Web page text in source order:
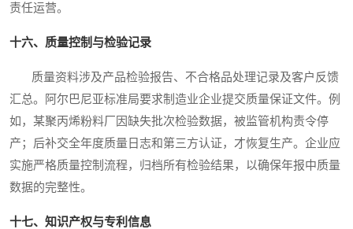
责任运营。
十六、质量控制与检验记录
质量资料涉及产品检验报告、不合格品处理记录及客户反馈
汇总。阿尔巴尼亚标准局要求制造业企业提交质量保证文件。例
如，某聚丙烯粉料厂因缺失批次检验数据，被监管机构责令停
产；后补交全年度质量日志和第三方认证，才恢复生产。企业应
实施严格质量控制流程，归档所有检验结果，以确保年报中质量
数据的完整性。
十七、知识产权与专利信息